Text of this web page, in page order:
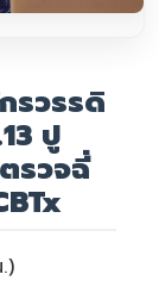
รวรรดิ
ปู
รวจฉี่